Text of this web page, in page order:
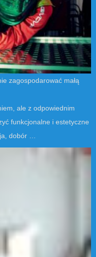
zagospodarować małą
ale z odpowiednim
funkcjonalne i estetyczne
dobór …